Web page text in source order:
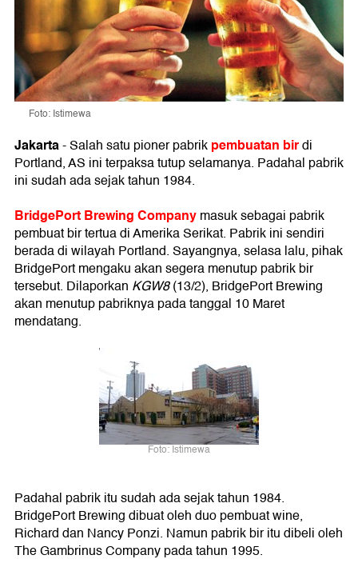
Foto: Istimewa
Jakarta- Salah satu pioner pabrikpembuatan birdi
Portland, AS ini terpaksa tutup selamanya. Padahal pabrik
ini sudah ada sejak tahun 1984.
BridgePort Brewing Companymasuk sebagai pabrik
pembuat bir tertua di Amerika Serikat. Pabrik ini sendiri
berada di wilayah Portland. Sayangnya, selasa lalu, pihak
BridgePort mengaku akan segera menutup pabrik bir
tersebut. Dilaporkan KGW8(13/2), BridgePort Brewing
akan menutup pabriknya pada tanggal 10 Maret
mendatang.
Foto: Istimewa
Padahal pabrik itu sudah ada sejak tahun 1984.
BridgePort Brewing dibuat oleh duo pembuat wine,
Richard dan Nancy Ponzi. Namun pabrik bir itu dibeli oleh
The Gambrinus Company pada tahun 1995.